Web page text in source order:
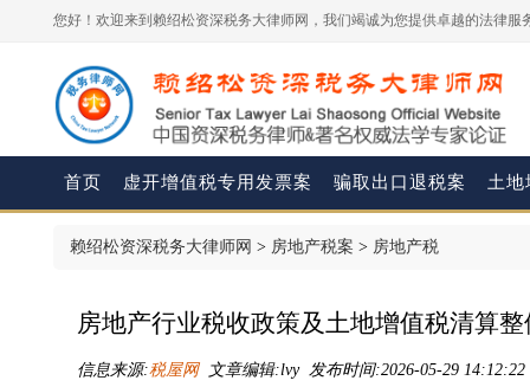
您好！欢迎来到赖绍松资深税务大律师网，我们竭诚为您提供卓越的法律服
首页 虚开增值税专用发票案 骗取出口退税案 土地
赖绍松资深税务大律师网 > 房地产税案 > 房地产税
房地产行业税收政策及土地增值税清算
信息来源:税屋网文章编辑:lvy 发布时间:2026-05-29